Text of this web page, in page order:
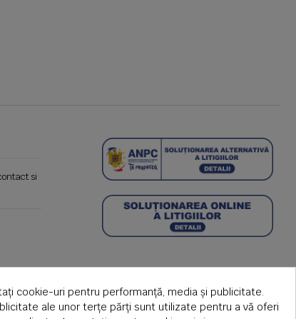
si
cookie-uri pentru performanță, media și publicitate.
ale unor terțe părți sunt utilizate pentru a vă oferi